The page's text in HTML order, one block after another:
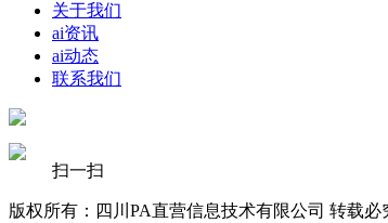
关于我们
ai资讯
ai动态
联系我们
扫一扫
版权所有：四川PA直营信息技术有限公司 转载必